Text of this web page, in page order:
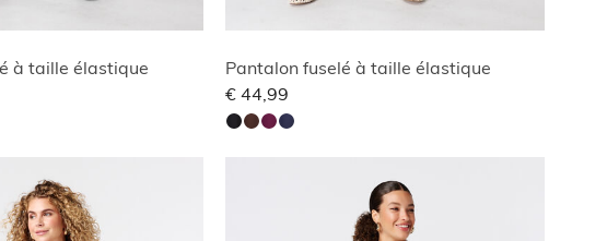
à taille élastique
Pantalon fuselé à taille élastique
€ 44,99